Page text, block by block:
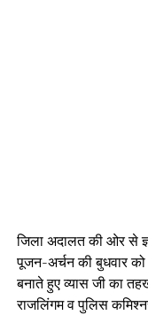
जिला अदालत की ओर से
पूजन-अर्चन की बुधवार को
बनाते हुए व्यास जी का
राजलिंगम व पुलिस